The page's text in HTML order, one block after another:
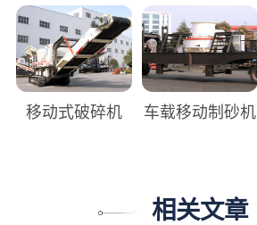
移动式破碎机 车载移动制砂机
相关文章